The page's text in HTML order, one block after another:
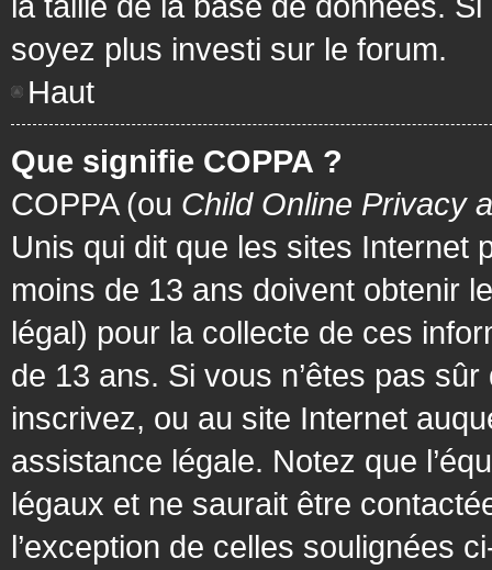
soyez plus investi sur le forum.
Haut
Que signifie COPPA ?
COPPA (ou Child Online Privacy
Unis qui dit que les sites Internet
moins de 13 ans doivent obtenir
légal) pour la collecte de ces
de 13 ans. Si vous n’êtes pas
inscrivez, ou au site Internet
assistance légale. Notez que
légaux et ne saurait être
l’exception de celles soulignées